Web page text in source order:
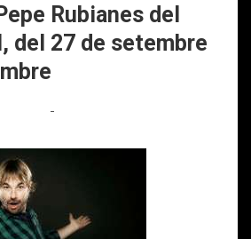
Rubianes del
del 27 de setembre